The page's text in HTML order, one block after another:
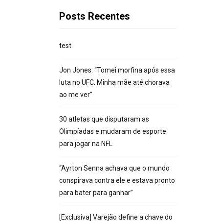
Posts Recentes
test
Jon Jones: “Tomei morfina após essa
luta no UFC. Minha mãe até chorava
ao me ver”
30 atletas que disputaram as
Olimpíadas e mudaram de esporte
para jogar na NFL
“Ayrton Senna achava que o mundo
conspirava contra ele e estava pronto
para bater para ganhar”
[Exclusiva] Varejão define a chave do